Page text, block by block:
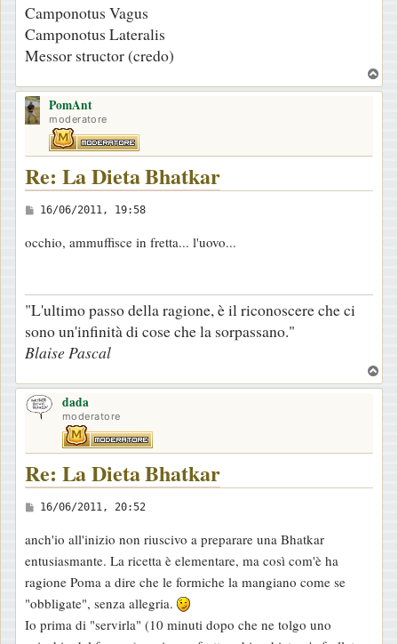
Camponotus Vagus
Camponotus Lateralis
Messor structor (credo)
o
PomAnt
moderatore
Re: La Dieta Bhatkar
M
s
a
g
g
i
16/06/2011, 19:58
occhio, ammuffisce in fretta... l'uovo...
"L'ultimo passo della ragione, è il riconoscere che ci
sono un'infinità di cose che la sorpassano."
Blaise Pascal
o
dada
moderatore
Re: La Dieta Bhatkar
M
s
s
a
g
g
16/06/2011, 20:52
anch'io all'inizio non riuscivo a preparare una Bhatkar
entusiasmante. La ricetta è elementare, ma così com'è ha
ragione Poma a dire che le formiche la mangiano come se
"obbligate", senza allegria.
Io prima di "servirla" (10 minuti dopo che ne tolgo uno